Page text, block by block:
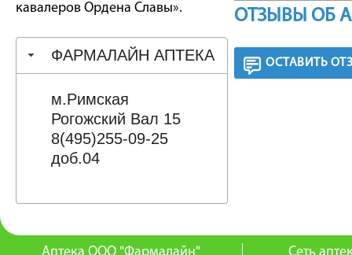
кавалеров Ордена Славы».
ФАРМАЛАЙН АПТЕКА
м.Римская
Рогожский Вал 15
8(495)255-09-25
доб.04
ОТЗЫВЫ ОБ
ОСТАВИТЬ